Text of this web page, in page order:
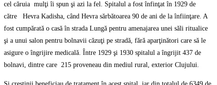
cel căruia mulţi îi spun şi azi la fel. Spitalul a fost înfinţat în 1929 de
către Hevra Kadisha, când Hevra sărbătoarea 90 de ani de la înfiinţare. A
fost cumpărată o casă în strada Lungă pentru amenajarea unei săli ritualice
şi a unui salon pentru bolnavii căzuţi pe stradă, fără aparţinători care să le
asigure o îngrijire medicală. Între 1929 şi 1930 spitalul a îngrijit 437 de
bolnavi, dintre care 215 proveneau din mediul rural, exterior Clujului.